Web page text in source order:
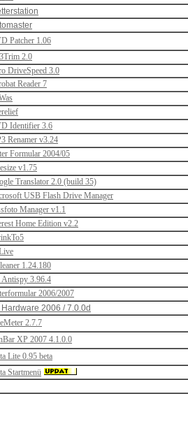
Patcher 1.06
2.0
DriveSpeed 3.0
Reader 7
Identifier 3.6
Renamer v3.24
Formular 2004/05
v1.75
Translator 2.0 (build 35)
USB Flash Drive Manager
Manager v1.1
Home Edition v2.2
1.24.180
Antispy 3.96.4
2006/2007
Hardware 2006 / 7.0.0d
2.7.7
XP 2007 4.1.0.0
Lite 0.95 beta
Startmenü